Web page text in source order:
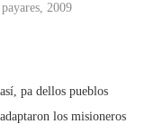
2009
pa dellos pueblos
los misioneros